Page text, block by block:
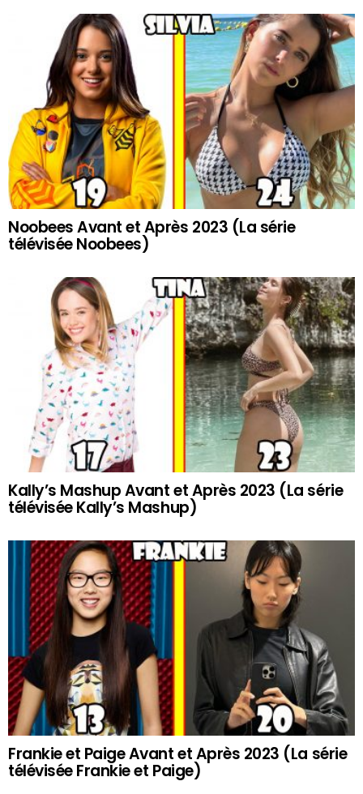
Noobees Avant et Après 2023 (La série
télévisée Noobees)
Kally’s Mashup Avant et Après 2023 (La série
télévisée Kally’s Mashup)
Frankie et Paige Avant et Après 2023 (La série
télévisée Frankie et Paige)